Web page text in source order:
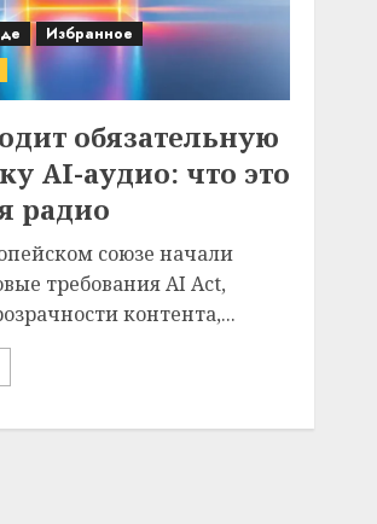
Избранное
обязательную
AI-аудио: что это
радио
союзе начали
требования AI Act,
контента,...